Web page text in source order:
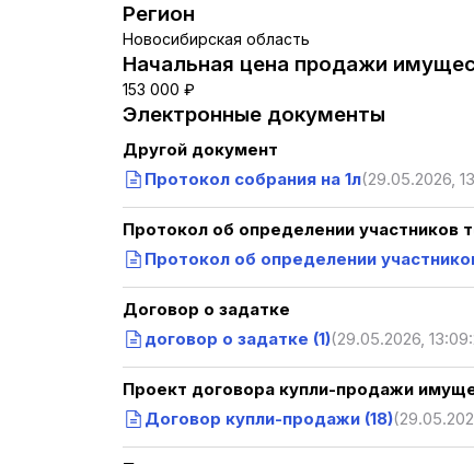
Регион
Новосибирская область
Начальная цена продажи
153 000 ₽
Электронные документы
Другой документ
Протокол собрания на 1л(29.05.2026,
Протокол об определении участников
Протокол об определении
Договор о задатке
договор о задатке (1)(29.05.2026,
Проект договора купли-продажи
Договор купли-продажи (18)